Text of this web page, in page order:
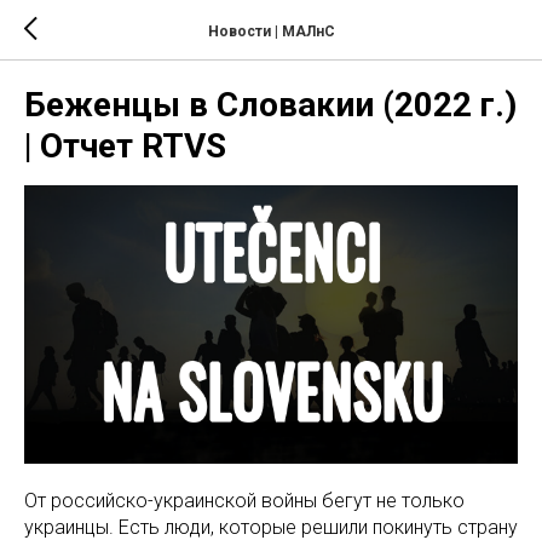
Новости | МАЛнС
Беженцы в Словакии (2022 г.)
| Отчет RTVS
От российско-украинской войны бегут не только
украинцы. Есть люди, которые решили покинуть страну